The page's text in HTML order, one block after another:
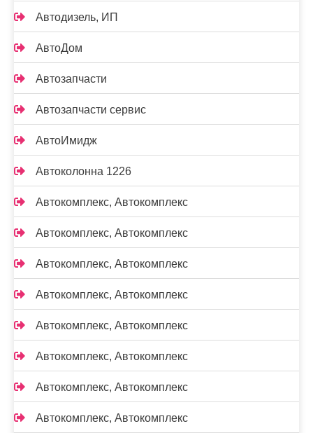
Автодизель, ИП
АвтоДом
Автозапчасти
Автозапчасти сервис
АвтоИмидж
Автоколонна 1226
Автокомплекс, Автокомплекс
Автокомплекс, Автокомплекс
Автокомплекс, Автокомплекс
Автокомплекс, Автокомплекс
Автокомплекс, Автокомплекс
Автокомплекс, Автокомплекс
Автокомплекс, Автокомплекс
Автокомплекс, Автокомплекс